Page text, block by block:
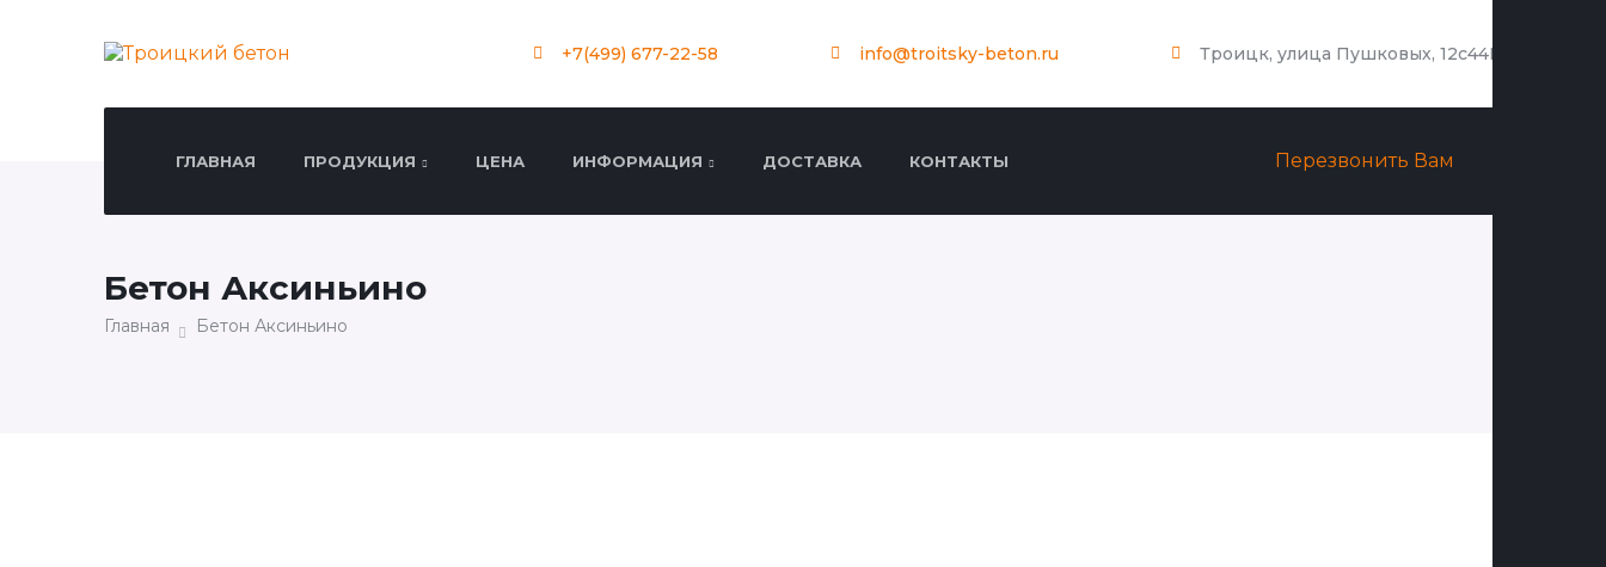
+7(499) 677-22-58 info@troitsky-beton.ru Троицк, улица Пушковых, 12с44Б
ГЛАВНАЯ ПРОДУКЦИЯ ЦЕНА ИНФОРМАЦИЯ ДОСТАВКА КОНТАКТЫ Перезвонить Вам
Бетон Аксиньино
Главная Бетон Аксиньино